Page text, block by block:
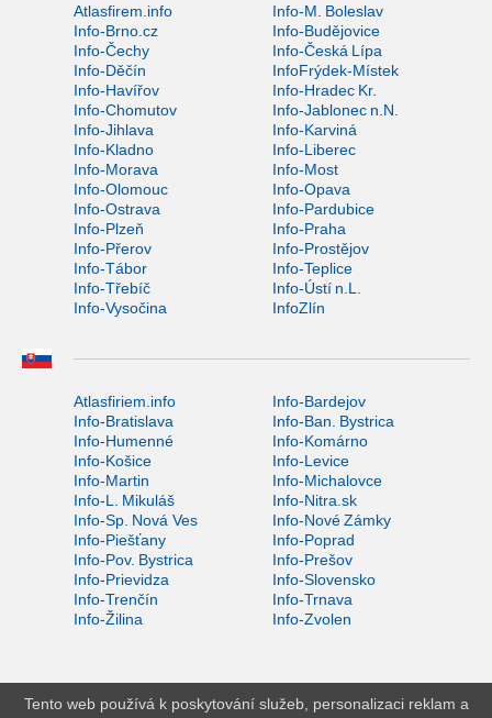
Atlasfirem.info
Info-M. Boleslav
Info-Brno.cz
Info-Budějovice
Info-Čechy
Info-Česká Lípa
Info-Děčín
InfoFrýdek-Místek
Info-Havířov
Info-Hradec Kr.
Info-Chomutov
Info-Jablonec n.N.
Info-Jihlava
Info-Karviná
Info-Kladno
Info-Liberec
Info-Morava
Info-Most
Info-Olomouc
Info-Opava
Info-Ostrava
Info-Pardubice
Info-Plzeň
Info-Praha
Info-Přerov
Info-Prostějov
Info-Tábor
Info-Teplice
Info-Třebíč
Info-Ústí n.L.
Info-Vysočina
InfoZlín
Atlasfiriem.info
Info-Bardejov
Info-Bratislava
Info-Ban. Bystrica
Info-Humenné
Info-Komárno
Info-Košice
Info-Levice
Info-Martin
Info-Michalovce
Info-L. Mikuláš
Info-Nitra.sk
Info-Sp. Nová Ves
Info-Nové Zámky
Info-Piešťany
Info-Poprad
Info-Pov. Bystrica
Info-Prešov
Info-Prievidza
Info-Slovensko
Info-Trenčín
Info-Trnava
Info-Žilina
Info-Zvolen
Tento web používá k poskytování služeb, personalizaci reklam a